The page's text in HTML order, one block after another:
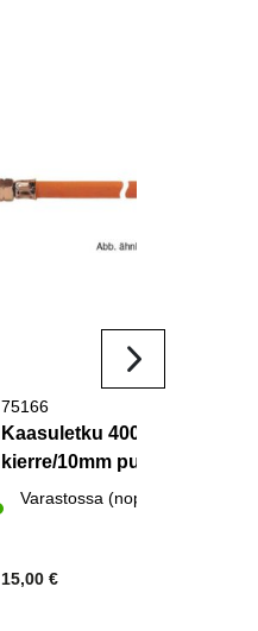
75166
Kaasuletku 400 mm 1/4
kierre/10mm putki
Varastossa (nopea toimitus)
15,00€